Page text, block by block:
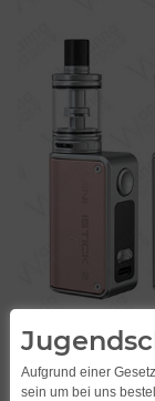
Aufgrund einer
sein um bei uns